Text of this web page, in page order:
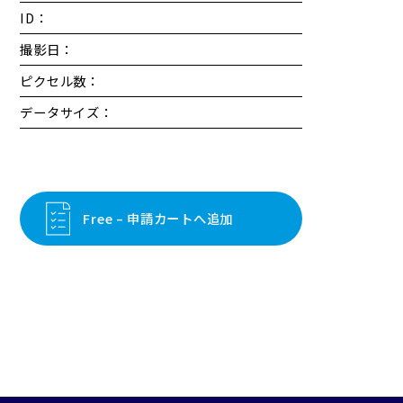
ID：
撮影日：
ピクセル数：
データサイズ：
Free – 申請カートへ追加